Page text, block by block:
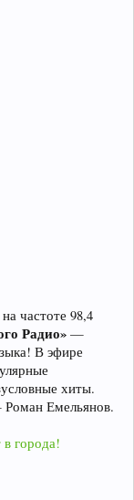
частоте 98,4
Радио» —
В эфире
хиты.
Емельянов.
города!